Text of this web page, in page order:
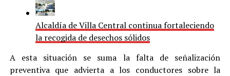
Alcaldía de Villa Central continua fortaleciendo
la recogida de desechos sólidos
A esta situación se suma la falta de señalización
preventiva que advierta a los conductores sobre la